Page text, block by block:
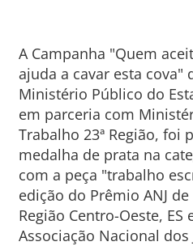
A Campanha "Quem
ajuda a cavar esta cova"
Ministério Público do
em parceria com
Trabalho 23ª Região, foi
medalha de prata na
com a peça "trabalho
edição do Prêmio ANJ
Região Centro-Oeste,
Associação Nacional dos